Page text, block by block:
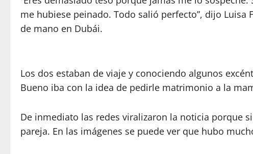
me hubiese peinado. Todo salió perfecto”, dijo Luisa
de mano en Dubái.
Los dos estaban de viaje y conociendo algunos
Bueno iba con la idea de pedirle matrimonio a la
De inmediato las redes viralizaron la noticia porque
pareja. En las imágenes se puede ver que hubo